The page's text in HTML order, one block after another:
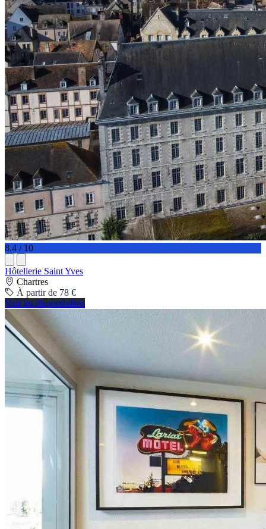
8.4 / 10
Hôtellerie Saint Yves
Chartres
À partir de 78 €
Voir les disponibilités